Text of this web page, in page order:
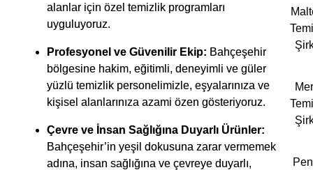
alanlar için özel temizlik programları
uyguluyoruz.
Profesyonel ve Güvenilir Ekip: Bahçeşehir
bölgesine hakim, eğitimli, deneyimli ve güler
yüzlü temizlik personelimizle, eşyalarınıza ve
kişisel alanlarınıza azami özen gösteriyoruz.
Çevre ve İnsan Sağlığına Duyarlı Ürünler:
Bahçeşehir’in yeşil dokusuna zarar vermemek
adına, insan sağlığına ve çevreye duyarlı,